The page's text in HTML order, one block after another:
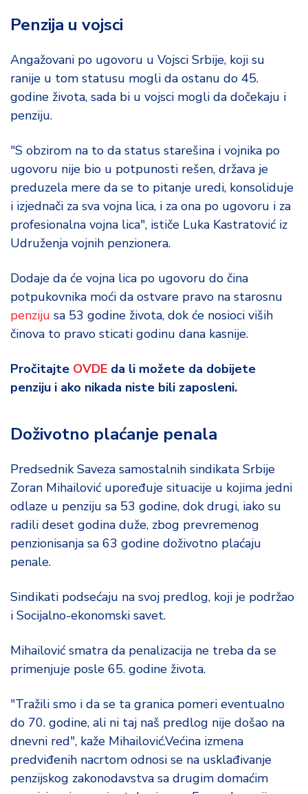
Penzija u vojsci
Angažovani po ugovoru u Vojsci Srbije, koji su
ranije u tom statusu mogli da ostanu do 45.
godine života, sada bi u vojsci mogli da dočekaju i
penziju.
"S obzirom na to da status starešina i vojnika po
ugovoru nije bio u potpunosti rešen, država je
preduzela mere da se to pitanje uredi, konsoliduje
i izjednači za sva vojna lica, i za ona po ugovoru i za
profesionalna vojna lica", ističe Luka Kastratović iz
Udruženja vojnih penzionera.
Dodaje da će vojna lica po ugovoru do čina
potpukovnika moći da ostvare pravo na starosnu
penziju sa 53 godine života, dok će nosioci viših
činova to pravo sticati godinu dana kasnije.
Pročitajte OVDE da li možete da dobijete
penziju i ako nikada niste bili zaposleni.
Doživotno plaćanje penala
Predsednik Saveza samostalnih sindikata Srbije
Zoran Mihailović upoređuje situacije u kojima jedni
odlaze u penziju sa 53 godine, dok drugi, iako su
radili deset godina duže, zbog prevremenog
penzionisanja sa 63 godine doživotno plaćaju
penale.
Sindikati podsećaju na svoj predlog, koji je podržao
i Socijalno-ekonomski savet.
Mihailović smatra da penalizacija ne treba da se
primenjuje posle 65. godine života.
"Tražili smo i da se ta granica pomeri eventualno
do 70. godine, ali ni taj naš predlog nije došao na
dnevni red", kaže Mihailović.Većina izmena
predviđenih nacrtom odnosi se na usklađivanje
penzijskog zakonodavstva sa drugim domaćim